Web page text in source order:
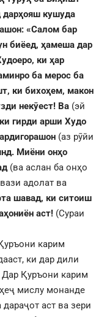
дарҳояш кушуда
«Салом бар
биёед, ҳамеша дар
ки ҳар
ба мерос ба
ки бихоҳем, макон
некӯест! Ва (эй
гирди арши Худо
(аз рӯйи
Миёни онҳо
(ва аслан ба онҳо
адолат ва
шавад, ки ситоиш
ҳониён аст! (Сураи
карим
ки дар дили
Дар Қуръони карим
мислу монанде
аст ва зери